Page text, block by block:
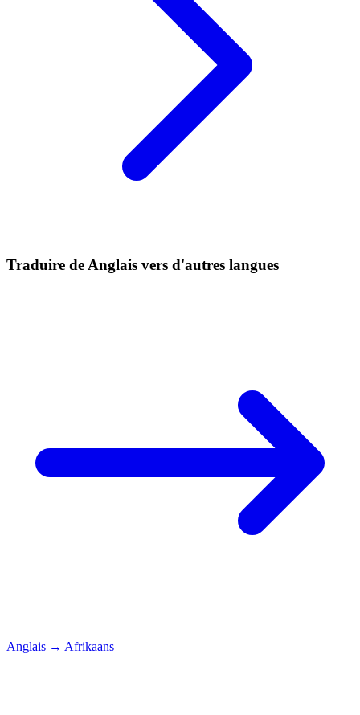
Traduire de Anglais vers d'autres langues
Anglais → Afrikaans